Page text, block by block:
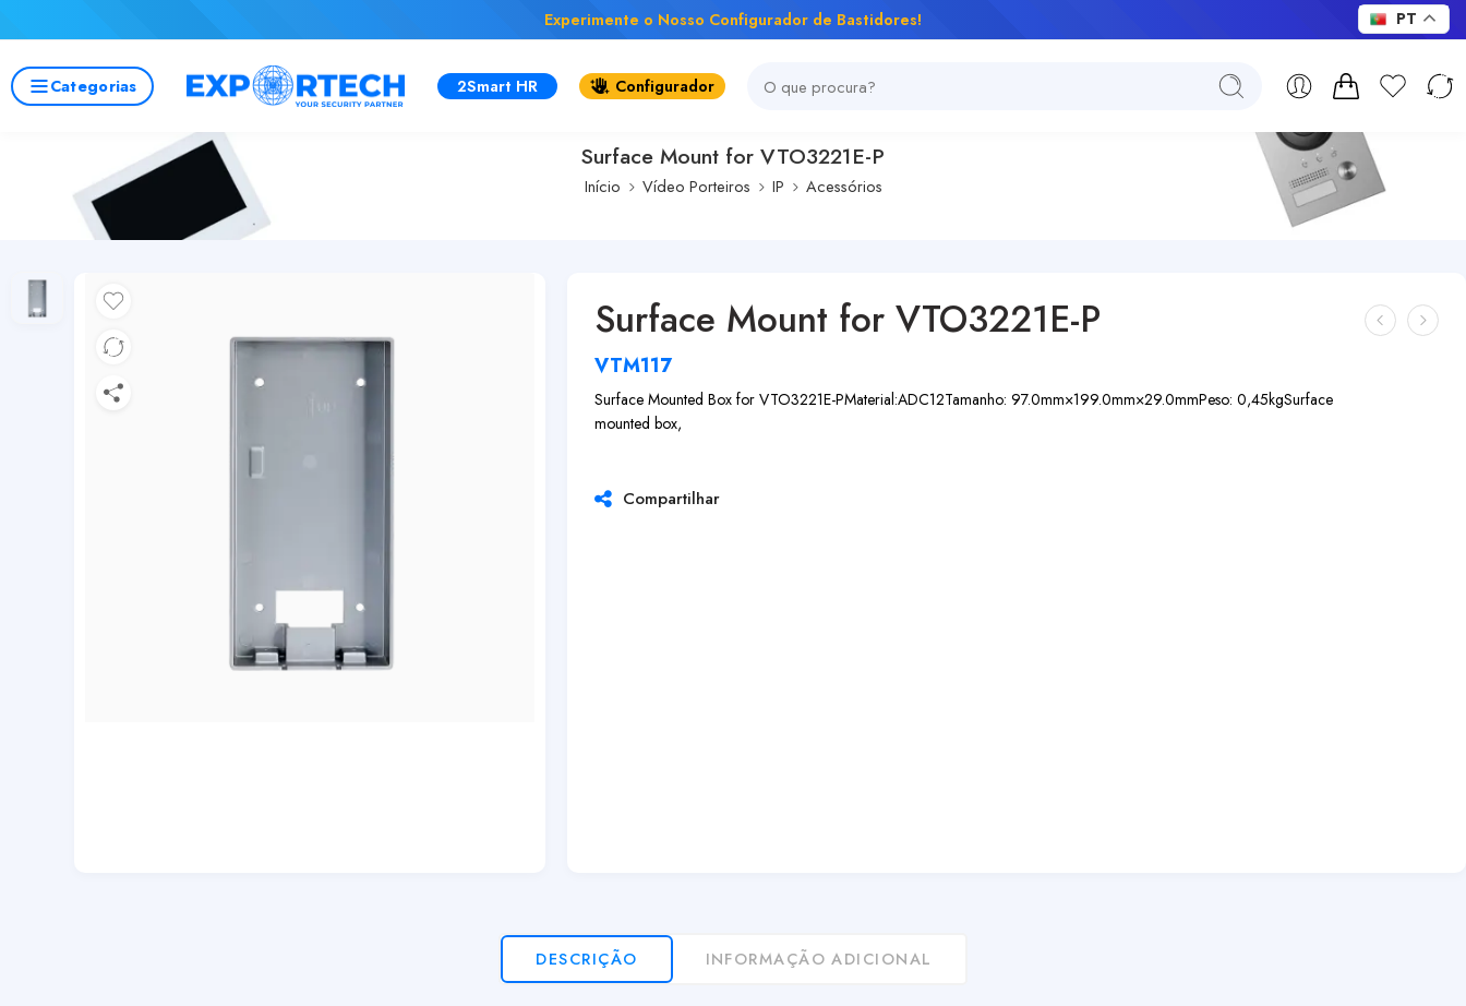
Experimente o Nosso Configurador de Bastidores!
Categorias 2Smart HR Configurador
Surface Mount for VTO3221E-P
Início Vídeo Porteiros IP Acessórios
Surface Mount for VTO3221E-P
VTM117
Surface Mounted Box for VTO3221E-PMaterial:ADC12Tamanho: 97.0mm×199.0mm×29.0mmPeso: 0,45kgSurface
mounted box,
Compartilhar
DESCRIÇÃO INFORMAÇÃO ADICIONAL
PT